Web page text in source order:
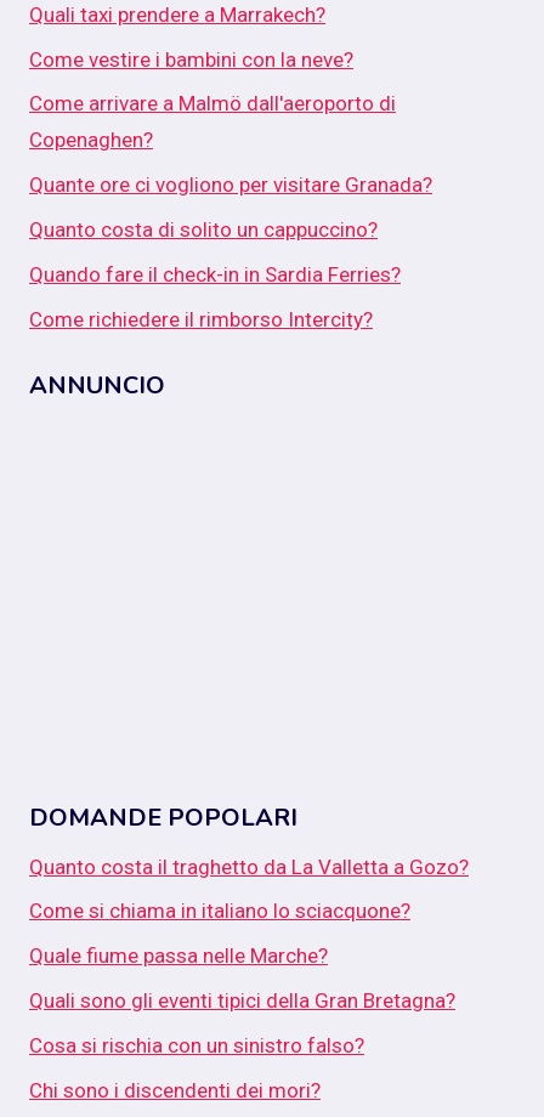
Quali taxi prendere a Marrakech?
Come vestire i bambini con la neve?
Come arrivare a Malmö dall'aeroporto di
Copenaghen?
Quante ore ci vogliono per visitare Granada?
Quanto costa di solito un cappuccino?
Quando fare il check-in in Sardia Ferries?
Come richiedere il rimborso Intercity?
ANNUNCIO
DOMANDE POPOLARI
Quanto costa il traghetto da La Valletta a Gozo?
Come si chiama in italiano lo sciacquone?
Quale fiume passa nelle Marche?
Quali sono gli eventi tipici della Gran Bretagna?
Cosa si rischia con un sinistro falso?
Chi sono i discendenti dei mori?